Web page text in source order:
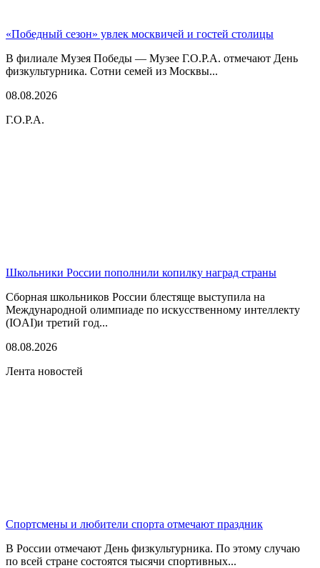
«Победный сезон» увлек москвичей и гостей столицы
В филиале Музея Победы — Музее Г.О.Р.А. отмечают День
физкультурника. Сотни семей из Москвы...
08.08.2026
Г.О.Р.А.
Школьники России пополнили копилку наград страны
Сборная школьников России блестяще выступила на
Международной олимпиаде по искусственному интеллекту
(IOAI)и третий год...
08.08.2026
Лента новостей
Спортсмены и любители спорта отмечают праздник
В России отмечают День физкультурника. По этому случаю
по всей стране состоятся тысячи спортивных...